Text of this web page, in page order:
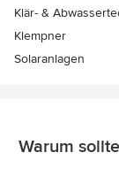
Klär- &
Klempner
Solaranlagen
Warum